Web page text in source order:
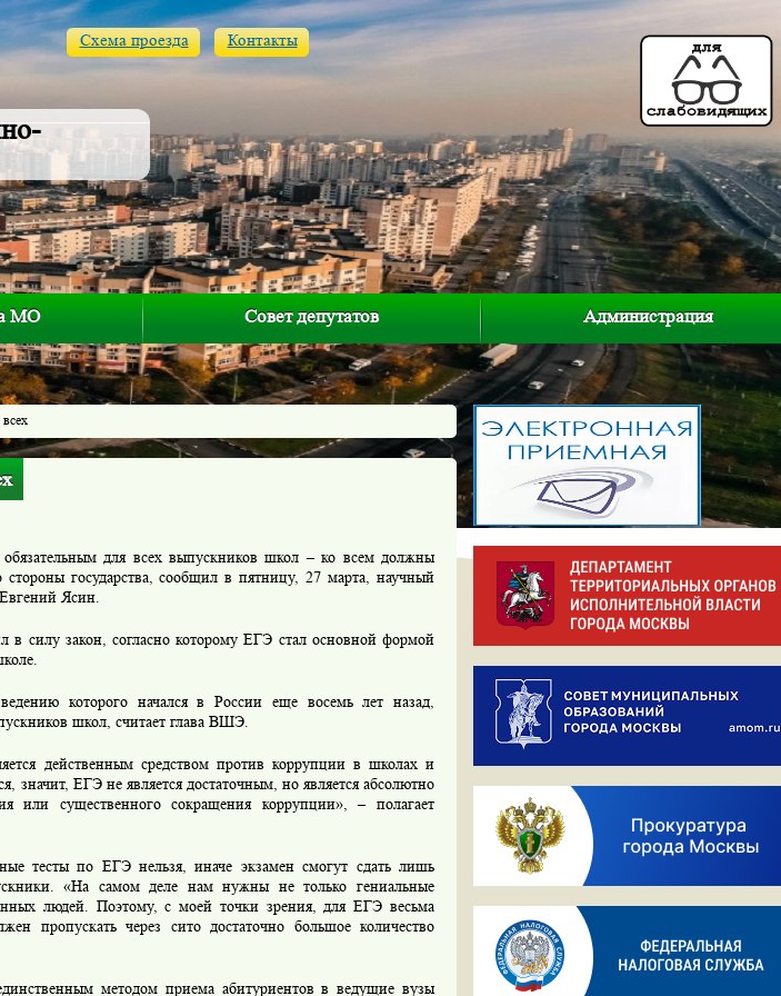
Схема проезда Контакты
МО Совет депутатов Администрация
для всех выпускников школ – ко всем должны
стороны государства, сообщил в пятницу, 27 марта, научный
Ясин.
силу закон, согласно которому ЕГЭ стал основной формой
которого начался в России еще восемь лет назад,
школ, считает глава ВШЭ.
действенным средством против коррупции в школах и
значит, ЕГЭ не является достаточным, но является абсолютно
или существенного сокращения коррупции», – полагает
тесты по ЕГЭ нельзя, иначе экзамен смогут сдать лишь
«На самом деле нам нужны не только гениальные
людей. Поэтому, с моей точки зрения, для ЕГЭ весьма
пропускать через сито достаточно большое количество
методом приема абитуриентов в ведущие вузы